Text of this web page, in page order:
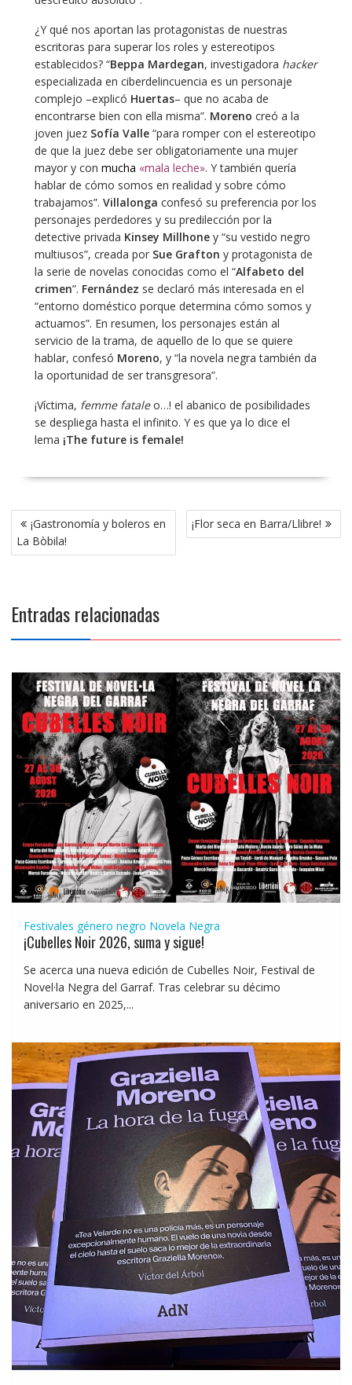
¿Y qué nos aportan las protagonistas de nuestras
escritoras para superar los roles y estereotipos
establecidos? “Beppa Mardegan, investigadora hacker
especializada en ciberdelincuencia es un personaje
complejo –explicó Huertas– que no acaba de
encontrarse bien con ella misma”. Moreno creó a la
joven juez Sofía Valle“para romper con el estereotipo
de que la juez debe ser obligatoriamente una mujer
mayor y con mucha «mala leche». Y también quería
hablar de cómo somos en realidad y sobre cómo
trabajamos”. Villalonga confesó su preferencia por los
personajes perdedores y su predilección por la
detective privada Kinsey Millhoney “su vestido negro
multiusos”, creada por Sue Grafton y protagonista de
la serie de novelas conocidas como el “Alfabeto del
crimen”. Fernández se declaró más interesada en el
“entorno doméstico porque determina cómo somos y
actuamos”. En resumen, los personajes están al
servicio de la trama, de aquello de lo que se quiere
hablar, confesó Moreno, y “la novela negra también da
la oportunidad de ser transgresora”.
¡Víctima, femme fataleo…! el abanico de posibilidades
se despliega hasta el infinito. Y es que ya lo dice el
lema ¡The future is female!
Navegación
de
entradas
¡Gastronomía y boleros en
La Bòbila!
¡Flor seca en Barra/Llibre!
Entradas relacionadas
Festivales género negro Novela Negra
¡Cubelles Noir 2026, suma y sigue!
Se acerca una nueva edición de Cubelles Noir, Festival de
Novel·la Negra del Garraf. Tras celebrar su décimo
aniversario en 2025,...